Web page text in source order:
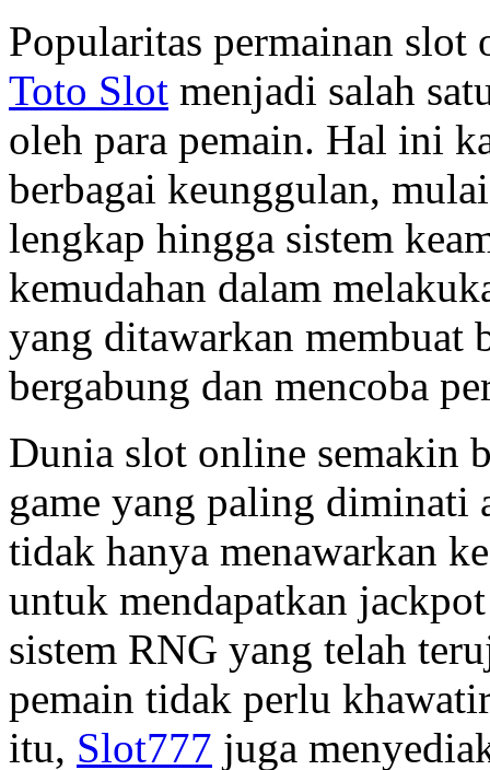
Popularitas permainan slot
Toto Slot menjadi salah
oleh para pemain. Hal ini
berbagai keunggulan,
lengkap hingga sistem
kemudahan dalam
yang ditawarkan membuat
bergabung dan mencoba
Dunia slot online semakin
game yang paling diminati
tidak hanya menawarkan
untuk mendapatkan
sistem RNG yang telah
pemain tidak perlu
itu, Slot777 juga